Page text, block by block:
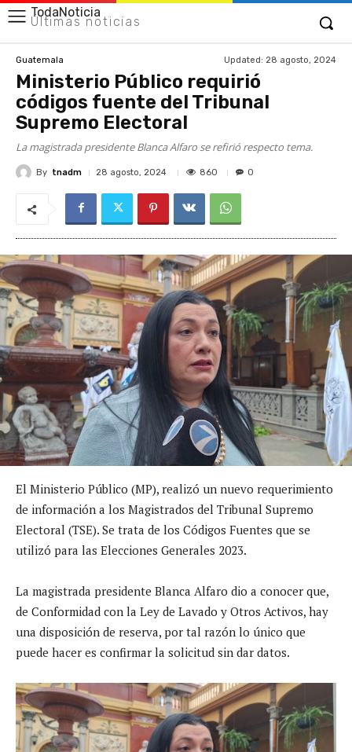
TodaNoticia
Últimas noticias
Guatemala Updated: 28 agosto, 2024
Ministerio Público requirió
códigos fuente del Tribunal
Supremo Electoral
La magistrada presidente Blanca Alfaro se refirió respecto tema.
By tnadm 28 agosto, 2024 860 0
El Ministerio Público (MP), realizó un nuevo requerimiento
de información a los Magistrados del Tribunal Supremo
Electoral (TSE). Se trata de los Códigos Fuentes que se
utilizó para las Elecciones Generales 2023.
La magistrada presidente Blanca Alfaro dio a conocer que,
de Conformidad con la Ley de Lavado y Otros Activos, hay
una disposición de reserva, por tal razón lo único que
puede hacer es confirmar la solicitud sin dar datos.